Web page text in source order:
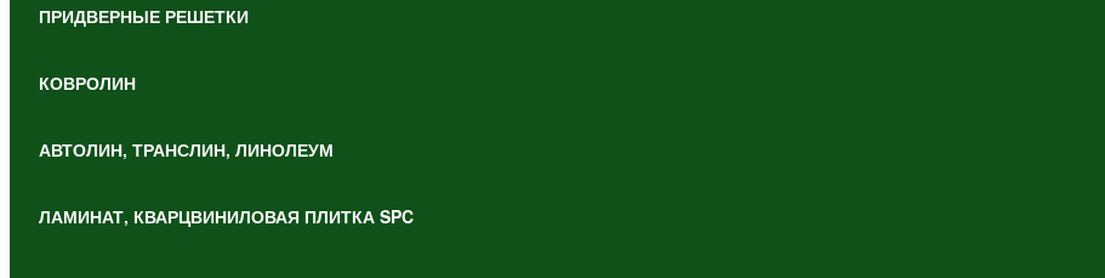
ПРИДВЕРНЫЕ РЕШЕТКИ
КОВРОЛИН
АВТОЛИН, ТРАНСЛИН, ЛИНОЛЕУМ
ЛАМИНАТ, КВАРЦВИНИЛОВАЯ ПЛИТКА SPC